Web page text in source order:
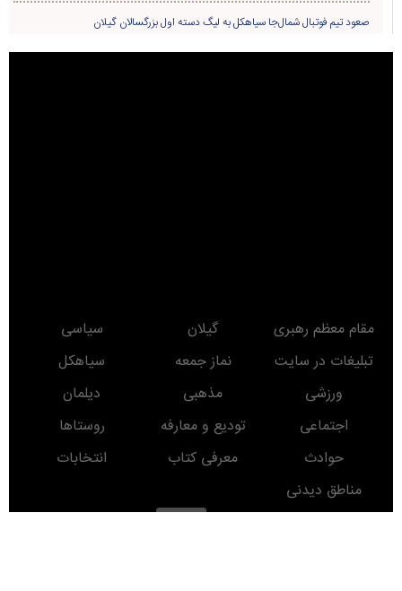
صعود تیم فوتبال شمال‌جا‌ سیاهکل به لیگ دسته اول بزرگسالان گیلان
مقام معظم رهبری گیلان
سیاسی
تبلیغات در سایت
نماز جمعه
سیاهکل
ورزشی
مذهبی
دیلمان
اجتماعی
تودیع و معارفه